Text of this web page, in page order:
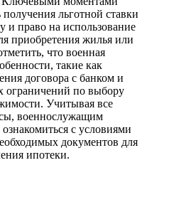
льготной ставки
и право на использование
приобретения жилья или
что военная
такие как
договора с банком и
ограничений по выбору
Учитывая все
военнослужащим
ознакомиться с условиями
документов для
ипотеки.